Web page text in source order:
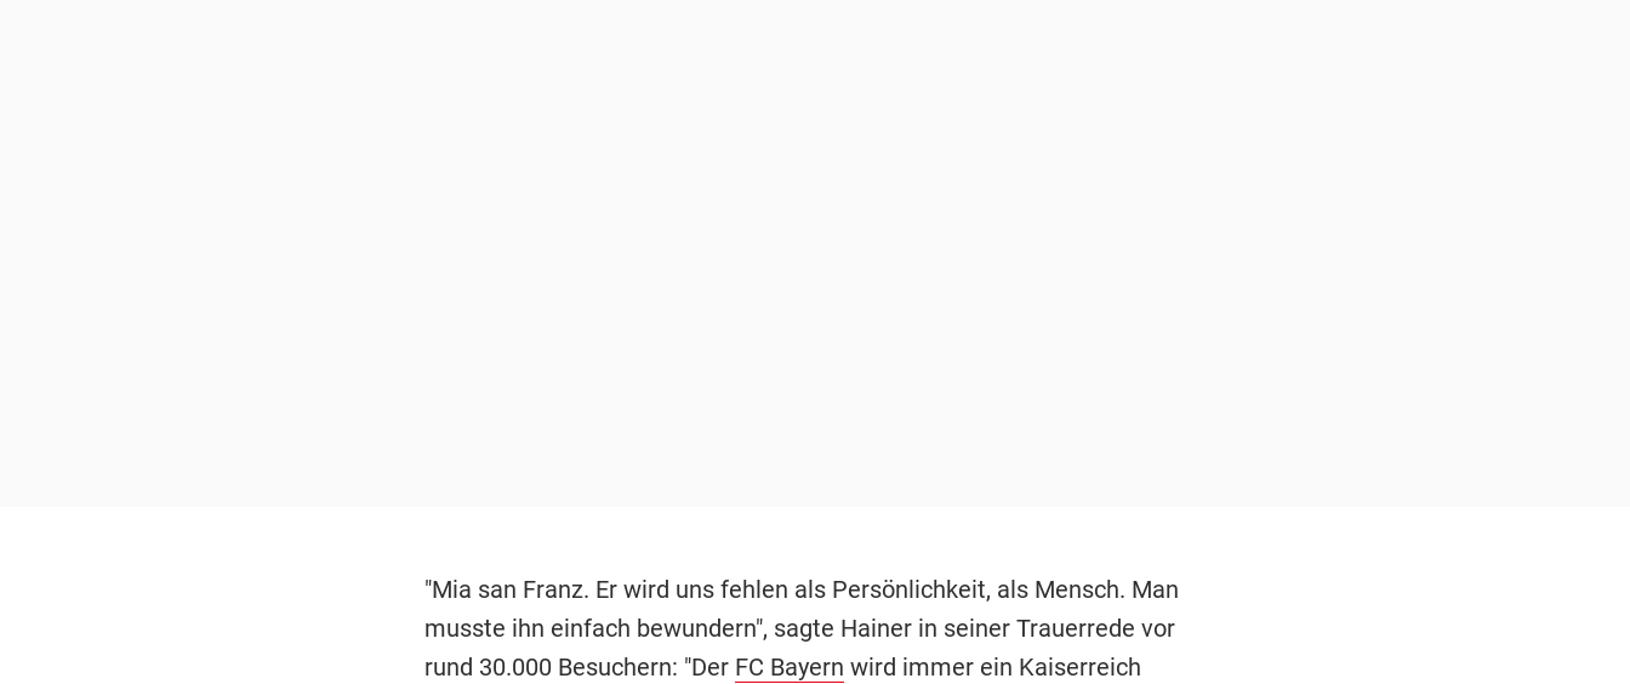
"Mia san Franz. Er wird uns fehlen als Persönlichkeit, als Mensch. Man
musste ihn einfach bewundern", sagte Hainer in seiner Trauerrede vor
rund 30.000 Besuchern: "Der FC Bayern wird immer ein Kaiserreich